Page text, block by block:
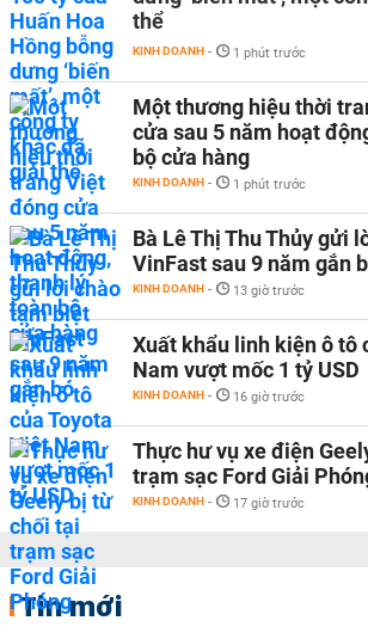
thể
KINH DOANH - 1 phút trước
Một thương hiệu thời
cửa sau 5 năm hoạt
bộ cửa hàng
KINH DOANH - 1 phút trước
Bà Lê Thị Thu Thủy gửi
VinFast sau 9 năm gắn
KINH DOANH - 13 giờ trước
Xuất khẩu linh kiện ô tô
Nam vượt mốc 1 tỷ USD
KINH DOANH - 16 giờ trước
Thực hư vụ xe điện
trạm sạc Ford Giải
KINH DOANH - 17 giờ trước
Tin mới